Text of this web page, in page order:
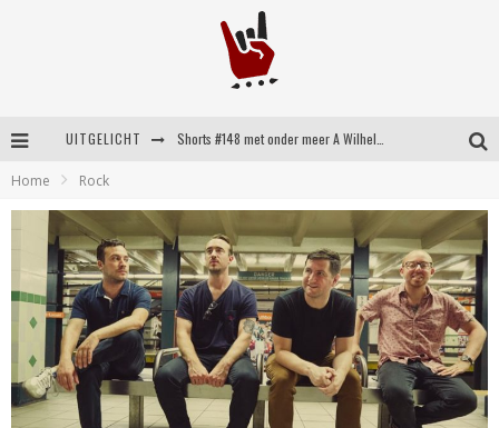
UITGELICHT
Britse emorockers van Basement maken tweede comeback met het indrukwekkende ‘Wired’
Shorts #149 met onder meer No Cure, Eva Under Fire, The Hu en Sleeping With Sirens
Home Rock